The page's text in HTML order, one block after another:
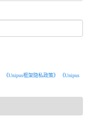
《Unipus框架隐私政策》
《Unipus